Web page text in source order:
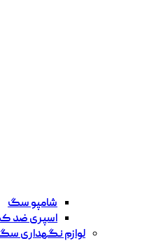
شامپو سگ
اسپری ضد
لوازم نگهداری